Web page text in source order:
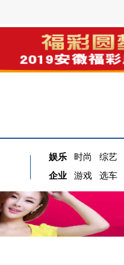
娱乐 时尚 综艺
企业
游戏 选车